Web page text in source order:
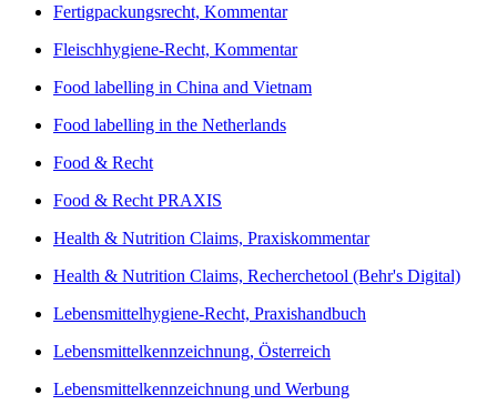
Fertigpackungsrecht, Kommentar
Fleischhygiene-Recht, Kommentar
Food labelling in China and Vietnam
Food labelling in the Netherlands
Food & Recht
Food & Recht PRAXIS
Health & Nutrition Claims, Praxiskommentar
Health & Nutrition Claims, Recherchetool (Behr's Digital)
Lebensmittelhygiene-Recht, Praxishandbuch
Lebensmittelkennzeichnung, Österreich
Lebensmittelkennzeichnung und Werbung